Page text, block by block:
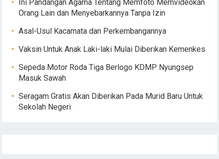
Ini Pandangan Agama Tentang Memfoto Memvideokan
Orang Lain dan Menyebarkannya Tanpa Izin
Asal-Usul Kacamata dan Perkembangannya
Vaksin Untuk Anak Laki-laki Mulai Diberikan Kemenkes
Sepeda Motor Roda Tiga Berlogo KDMP Nyungsep
Masuk Sawah
Seragam Gratis Akan Diberikan Pada Murid Baru Untuk
Sekolah Negeri